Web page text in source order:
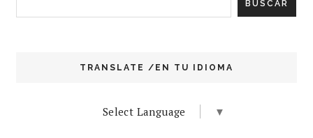
TRANSLATE /EN TU IDIOMA
Select Language ▼